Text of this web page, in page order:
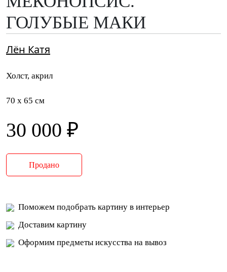
ГОЛУБЫЕ МАКИ
Лён Катя
Холст, акрил
70 x 65 см
30 000 ₽
Продано
Поможем подобрать картину в интерьер
Доставим картину
Оформим предметы искусства на вывоз